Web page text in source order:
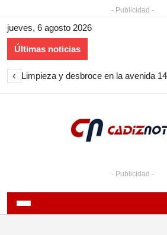
- Publicidad -
jueves, 6 agosto 2026
Últimas noticias
‹
- Publicidad -